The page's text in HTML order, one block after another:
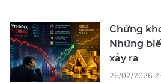
Chứng
Những
xảy ra
26/07/2026